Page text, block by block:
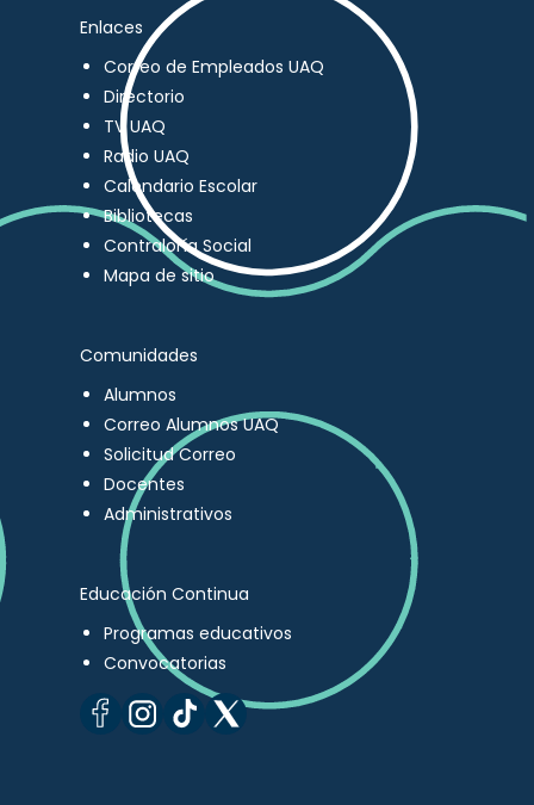
Enlaces
Correo de Empleados UAQ
Directorio
TV UAQ
Radio UAQ
Calendario Escolar
Bibliotecas
Contraloría Social
Mapa de sitio
Comunidades
Alumnos
Correo Alumnos UAQ
Solicitud Correo
Docentes
Administrativos
Educación Continua
Programas educativos
Convocatorias